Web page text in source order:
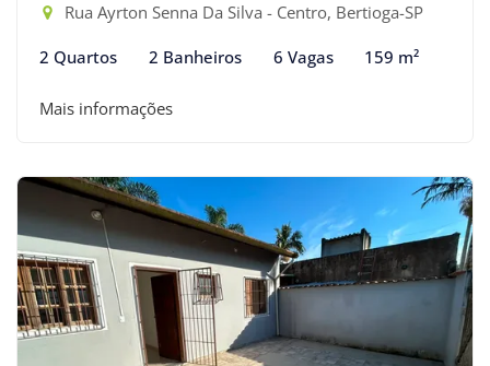
Rua Ayrton Senna Da Silva - Centro, Bertioga-SP
2 Quartos 2 Banheiros 6 Vagas 159 m²
Mais informações